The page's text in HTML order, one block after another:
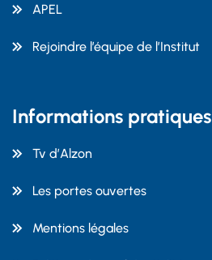
APEL
Rejoindre l’équipe de l’Institut
Informations pratiques
Tv d’Alzon
Les portes ouvertes
Mentions légales